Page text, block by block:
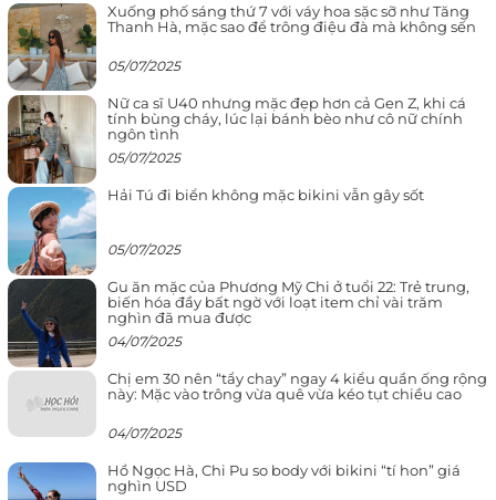
Xuống phố sáng thứ 7 với váy hoa sặc sỡ như Tăng
Thanh Hà, mặc sao để trông điệu đà mà không sến
05/07/2025
Nữ ca sĩ U40 nhưng mặc đẹp hơn cả Gen Z, khi cá
tính bùng cháy, lúc lại bánh bèo như cô nữ chính
ngôn tình
05/07/2025
Hải Tú đi biển không mặc bikini vẫn gây sốt
05/07/2025
Gu ăn mặc của Phương Mỹ Chi ở tuổi 22: Trẻ trung,
biến hóa đầy bất ngờ với loạt item chỉ vài trăm
nghìn đã mua được
04/07/2025
Chị em 30 nên “tẩy chay” ngay 4 kiểu quần ống rộng
này: Mặc vào trông vừa quê vừa kéo tụt chiều cao
04/07/2025
Hồ Ngọc Hà, Chi Pu so body với bikini “tí hon” giá
nghìn USD